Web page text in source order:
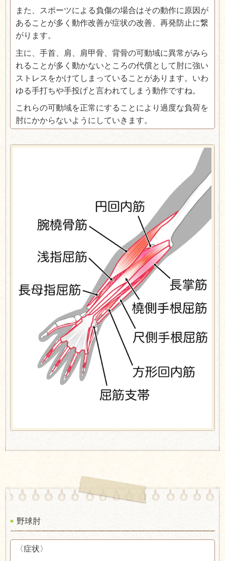
また、スポーツによる負傷の場合はその動作に原因が
あることが多く動作改善が症状の改善、再発防止に繋
がります。
主に、手首、肩、肩甲骨、背骨の可動域に異常がみら
れることが多く動かないところの代償として肘に強い
ストレスをかけてしまっていることがあります。いわ
ゆる手打ちや手投げと言われてしまう動作ですね。
これらの可動域を正常にすることにより過度な負荷を
肘にかからないようにしていきます。
野球肘
〈症状〉